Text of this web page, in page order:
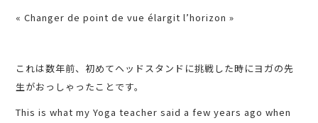
« Changer de point de vue élargit l’horizon »
これは数年前、初めてヘッドスタンドに挑戦した時にヨガの先
生がおっしゃったことです。
This is what my Yoga teacher said a few years ago when